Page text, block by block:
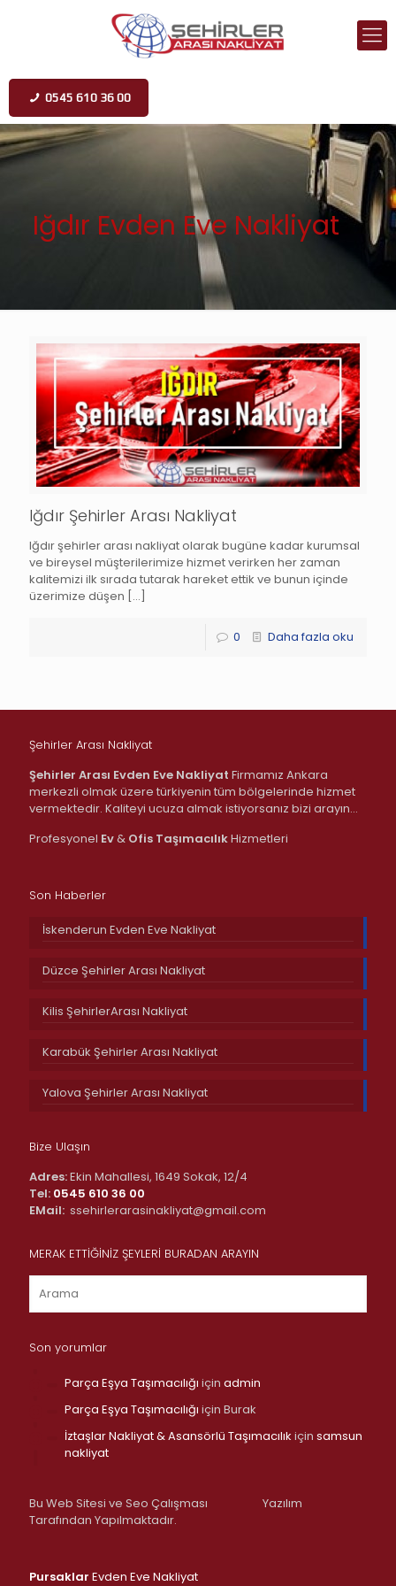
0545 610 36 00
Iğdır Evden Eve Nakliyat
Iğdır Şehirler Arası Nakliyat
Iğdır şehirler arası nakliyat olarak bugüne kadar kurumsal
ve bireysel müşterilerimize hizmet verirken her zaman
kalitemizi ilk sırada tutarak hareket ettik ve bunun içinde
üzerimize düşen […]
0 Daha fazla oku
Şehirler Arası Nakliyat
Şehirler Arası Evden Eve Nakliyat Firmamız Ankara
merkezli olmak üzere türkiyenin tüm bölgelerinde hizmet
vermektedir. Kaliteyi ucuza almak istiyorsanız bizi arayın…
Profesyonel Ev& Ofis TaşımacılıkHizmetleri
Son Haberler
İskenderun Evden Eve Nakliyat
Düzce Şehirler Arası Nakliyat
Kilis ŞehirlerArası Nakliyat
Karabük Şehirler Arası Nakliyat
Yalova Şehirler Arası Nakliyat
Bize Ulaşın
Adres:Ekin Mahallesi, 1649 Sokak, 12/4
Tel: 0545 610 36 00
EMail: ssehirlerarasinakliyat@gmail.com
MERAK ETTİĞİNİZ ŞEYLERİ BURADAN ARAYIN
Son yorumlar
Parça Eşya Taşımacılığı için admin
Parça Eşya Taşımacılığı için Burak
İztaşlar Nakliyat & Asansörlü Taşımacılık için samsun
nakliyat
Bu Web Sitesi ve Seo Çalışması
Yazılım
Tarafından Yapılmaktadır.
Pursaklar Evden Eve Nakliyat